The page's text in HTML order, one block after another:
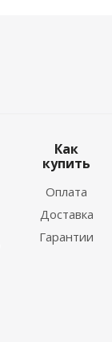
Как
купить
Оплата
Доставка
Гарантии